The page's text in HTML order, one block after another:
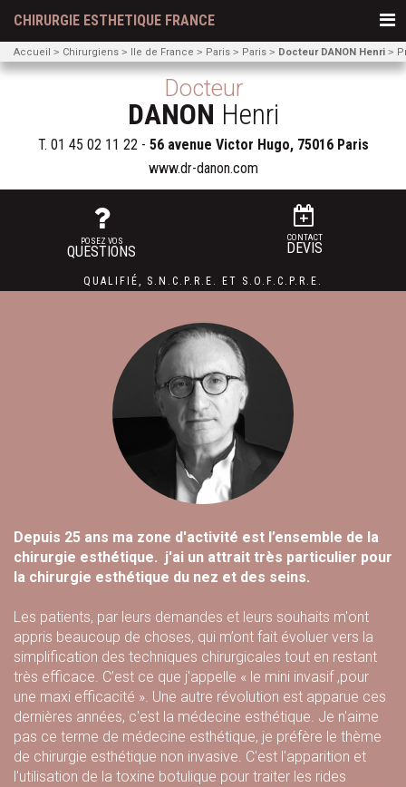
CHIRURGIE ESTHETIQUE FRANCE
Accueil Chirurgiens Ile de France Paris Paris Docteur DANON Henri
Docteur
DANON Henri
T. 01 45 02 11 22 - 56 avenue Victor Hugo, 75016 Paris
www.dr-danon.com
POSEZ VOS
QUESTIONS
CONTACT
DEVIS
QUALIFIÉ, S.N.C.P.R.E. ET S.O.F.C.P.R.E.
Depuis 25 ans ma zone d'activité est l’ensemble de la
chirurgie esthétique. j'ai un attrait très particulier pour
la chirurgie esthétique du nez et des seins.
Les patients, par leurs demandes et leurs souhaits m'ont
appris beaucoup de choses, qui m’ont fait évoluer vers la
simplification des techniques chirurgicales tout en restant
très efficace. C’est ce que j'appelle « le mini invasif ,pour
une maxi efficacité ». Une autre révolution est apparue ces
dernières années, c'est la médecine esthétique. Je n'aime
pas ce terme de médecine esthétique, je préfère le thème
de chirurgie esthétique non invasive. C'est l'apparition et
l'utilisation de la toxine botulique pour traiter les rides